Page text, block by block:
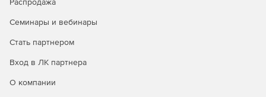
веществ при сварочных работах.
«АБЗ-Эколог 1.1»
загрязняющих веществ асфальтобетонными
Семинары и вебинары
Стать партнером
Вход в ЛК партнера
О компании